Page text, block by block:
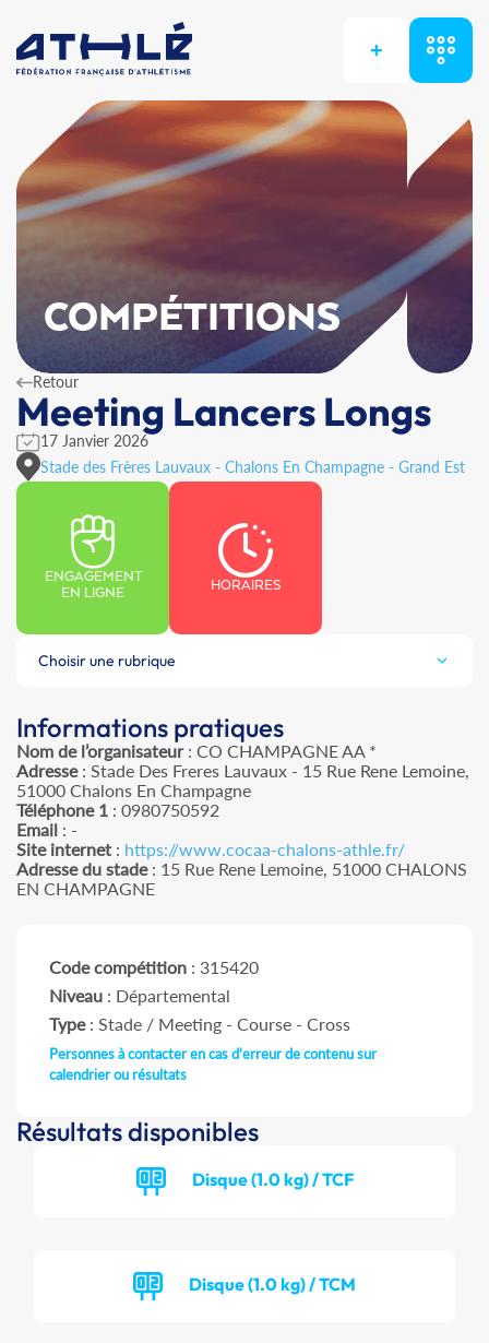
+
COMPÉTITIONS
Retour
Meeting Lancers Longs
17 Janvier 2026
Stade des Frères Lauvaux - Chalons En Champagne - Grand Est
ENGAGEMENT
EN LIGNE
HORAIRES
Choisir une rubrique
Informations pratiques
Nom de l’organisateur: CO CHAMPAGNE AA *
Adresse: Stade Des Freres Lauvaux - 15 Rue Rene Lemoine,
51000 Chalons En Champagne
Téléphone 1 : 0980750592
Email : -
Site internet : https://www.cocaa-chalons-athle.fr/
Adresse du stade: 15 Rue Rene Lemoine, 51000 CHALONS
EN CHAMPAGNE
Code compétition : 315420
Niveau : Départemental
Type: Stade / Meeting - Course - Cross
Personnes à contacter en cas d'erreur de contenu sur
calendrier ou résultats
Résultats disponibles
Disque (1.0 kg) / TCF
Disque (1.0 kg) / TCM